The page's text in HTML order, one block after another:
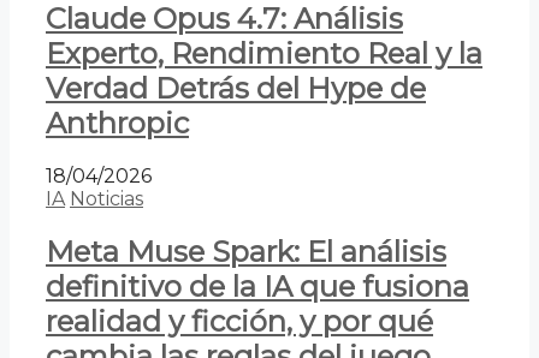
Claude Opus 4.7: Análisis
Experto, Rendimiento Real y la
Verdad Detrás del Hype de
Anthropic
18/04/2026
IA Noticias
Meta Muse Spark: El análisis
definitivo de la IA que fusiona
realidad y ficción, y por qué